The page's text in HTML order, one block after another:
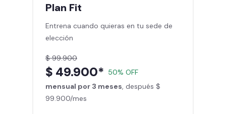
Plan Fit
Entrena cuando quieras en tu sede de
elección
$ 99.900
$ 49.900* 50% OFF
mensual por 3 meses , después $
99.900/mes